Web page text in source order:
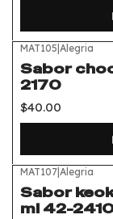
MAT105|Alegria
Sabor
2170
$40.00
MAT107|Alegria
Sabor
ml 42-